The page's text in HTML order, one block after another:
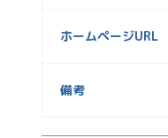
ホームページURL
備考